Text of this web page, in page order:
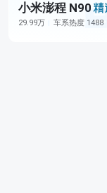
小米澎程 N90
29.99万 车系热度 1488